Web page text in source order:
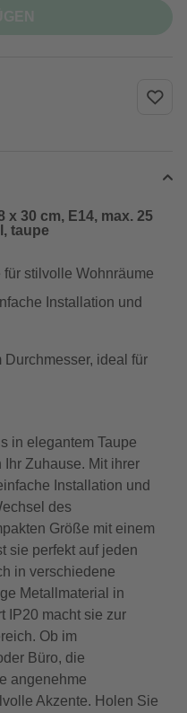
30 cm, E14, max. 25
taupe
stilvolle Wohnräume
Installation und
Durchmesser, ideal für
in elegantem Taupe
Zuhause. Mit ihrer
Installation und
des
Größe mit einem
sie perfekt auf jeden
in verschiedene
Metallmaterial in
IP20 macht sie zur
Ob im
Büro, die
angenehme
Akzente. Holen Sie